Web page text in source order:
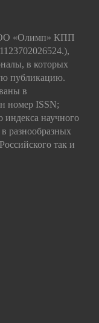
«Олимп» КПП
в которых
публикацию.
в
номер ISSN;
индекса научного
разнообразных
так и